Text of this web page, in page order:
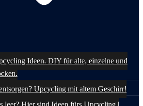
Ideen. DIY für alte, einzelne und
Upcycling mit altem Geschirr!
leer? Hier sind Ideen fürs Upcycling |